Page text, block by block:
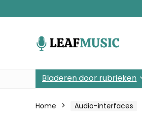
Bladeren door rubrieken
Home Audio-interfaces